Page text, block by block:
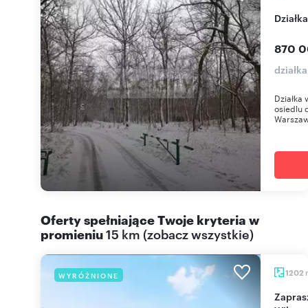
870
Działka
osiedlu
Oferty spełniające Twoje kryteria w
promieniu15 km (zobacz wszystkie)
WYRÓŻNIONE 1202
Zapraszam do obejrzenia działki 1202 m² w